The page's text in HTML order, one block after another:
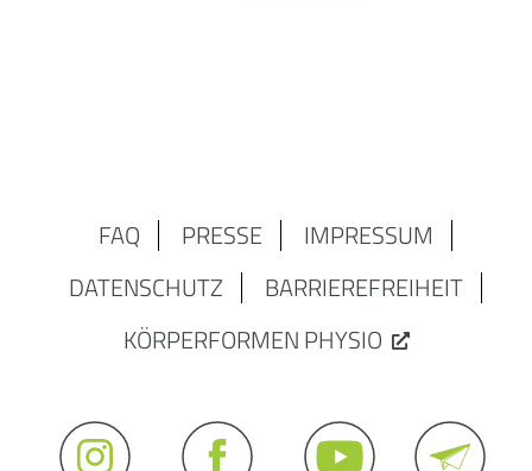
FAQ PRESSE
IMPRESSUM
DATENSCHUTZ
BARRIEREFREIHEIT
KÖRPERFORMEN PHYSIO